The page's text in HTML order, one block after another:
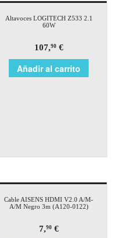
Altavoces LOGITECH Z533 2.1
60W
107,90€
Añadir al carrito
Cable AISENS HDMI V2.0 A/M-
A/M Negro 3m (A120-0122)
7,90€